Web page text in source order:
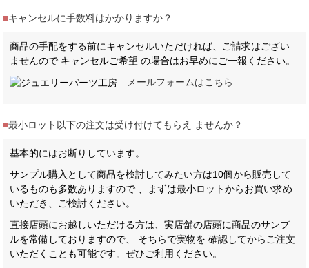
■キャンセルに手数料はかかりますか？
商品の手配をする前にキャンセルいただければ、ご請求はござい
ませんので キャンセルご希望 の場合はお早めにご一報ください。
メールフォームはこちら
■最小ロット以下の注文は受け付けてもらえ ませんか？
基本的にはお断りしています。
サンプル購入として商品を検討してみたい方は10個から販売して
いるものも多数ありますので 、まずは最小ロットからお買い求め
いただき、ご検討ください。
直接店頭にお越しいただける方は、実店舗の店頭に商品のサンプ
ルを常備しておりますので、 そちらで実物を 確認してからご注文
いただくことも可能です。ぜひご利用ください。